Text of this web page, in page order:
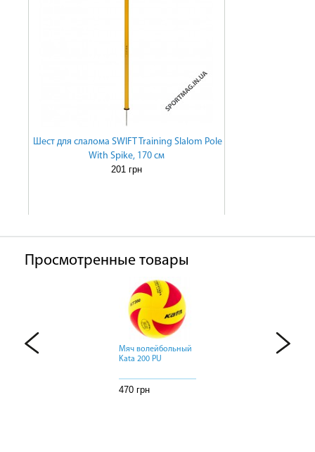
Шест для слалома SWIFT Training Slalom Pole
With Spike, 170 см
201 грн
Просмотренные товары
Мяч волейбольный
Мяч волейбольный
Kata 200 PU
470 грн
Мяч волейбольный